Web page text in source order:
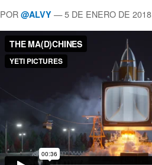
POR @ALVY — 5 DE ENERO DE 2018